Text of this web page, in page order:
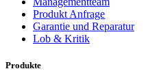
Produkt Anfrage
Garantie und Reparatur
Lob & Kritik
Produkte